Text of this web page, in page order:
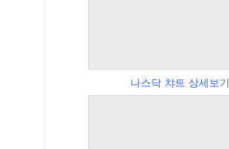
나스닥 챠트 상세보기